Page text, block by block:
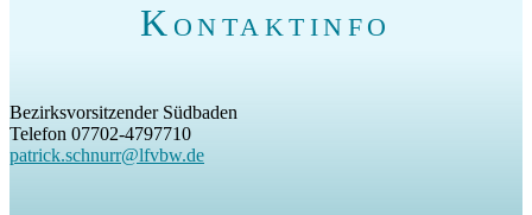
Kontaktinfo
Bezirksvorsitzender Südbaden
Telefon 07702-4797710
patrick.schnurr@lfvbw.de